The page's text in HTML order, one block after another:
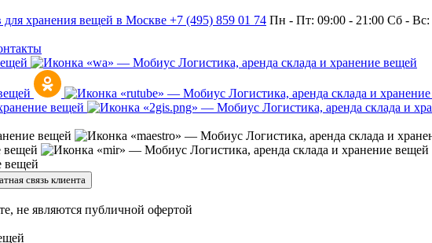
+7 (495) 859 01 74 Пн - Пт: 09:00 - 21:00 Сб - Вс:
связь клиента
не являются публичной офертой